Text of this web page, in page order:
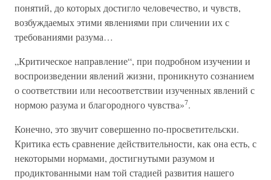
понятий, до которых достигло человечество, и чувств,
возбуждаемых этими явлениями при сличении их с
требованиями разума…
„Критическое направление“, при подробном изучении и
воспроизведении явлений жизни, проникнуто сознанием
о соответствии или несоответствии изученных явлений с
нормою разума и благородного чувства»7.
Конечно, это звучит совершенно по-просветительски.
Критика есть сравнение действительности, как она есть, с
некоторыми нормами, достигнутыми разумом и
продиктованными нам той стадией развития нашего